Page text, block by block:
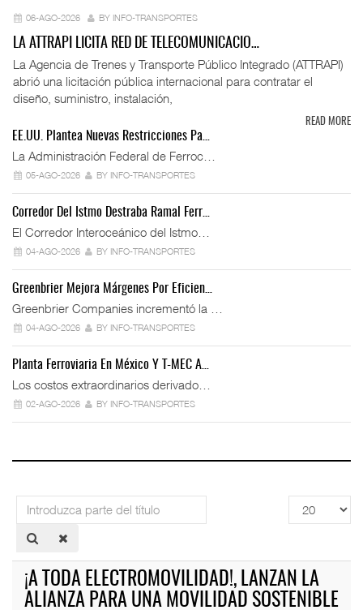
06-AGO-2026 BY INFO-TRANSPORTES
LA ATTRAPI LICITA RED DE TELECOMUNICACIO…
La Agencia de Trenes y Transporte Público Integrado (ATTRAPI)
abrió una licitación pública internacional para contratar el
diseño, suministro, instalación,
READ MORE
EE.UU. Plantea Nuevas Restricciones Pa…
La Administración Federal de Ferroc…
05-AGO-2026 BY INFO-TRANSPORTES
Corredor Del Istmo Destraba Ramal Ferr…
El Corredor Interoceánico del Istmo…
04-AGO-2026 BY INFO-TRANSPORTES
Greenbrier Mejora Márgenes Por Eficien…
Greenbrier Companies incrementó la …
04-AGO-2026 BY INFO-TRANSPORTES
Planta Ferroviaria En México Y T-MEC A…
Los costos extraordinarios derivado…
02-AGO-2026 BY INFO-TRANSPORTES
Introduzca
parte
del
Cantidad
a
¡A TODA ELECTROMOVILIDAD!, LANZAN LA
ALIANZA PARA UNA MOVILIDAD SOSTENIBLE